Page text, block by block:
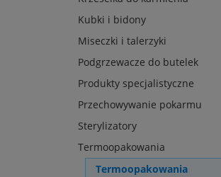
Kubki i bidony
Miseczki i talerzyki
Podgrzewacze do butelek
Produkty specjalistyczne
Przechowywanie pokarmu
Sterylizatory
Termoopakowania
Termoopakowania